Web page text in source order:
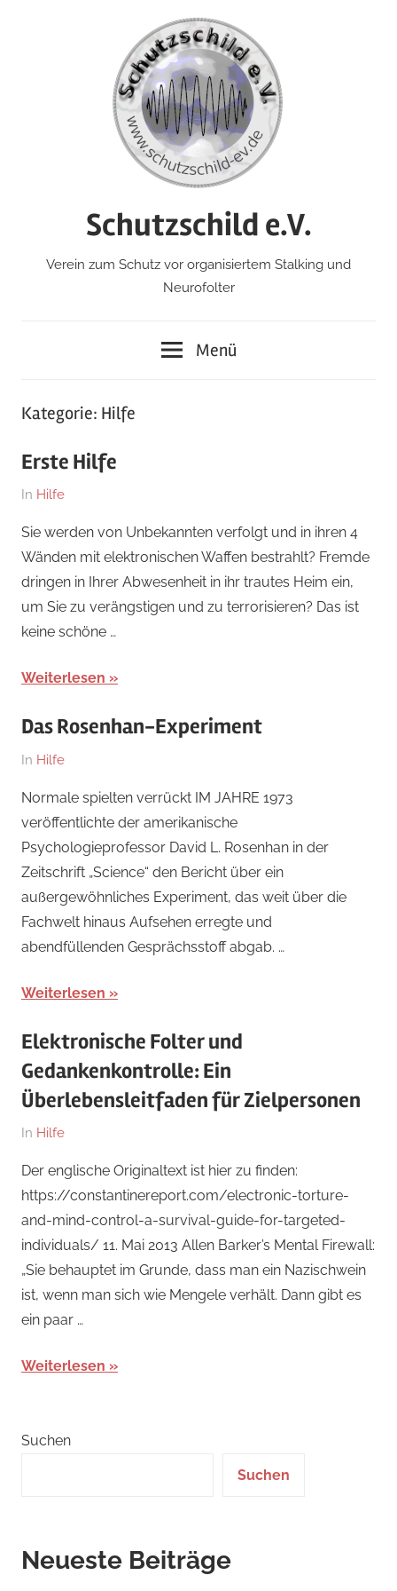
Schutzschild e.V.
Verein zum Schutz vor organisiertem Stalking und
Neurofolter
Menü
Kategorie: Hilfe
Erste Hilfe
Am
Februar
2023
Von
In Hilfe
Sie werden von Unbekannten verfolgt und in ihren 4
Wänden mit elektronischen Waffen bestrahlt? Fremde
dringen in Ihrer Abwesenheit in ihr trautes Heim ein,
um Sie zu verängstigen und zu terrorisieren? Das ist
keine schöne …
Weiterlesen
Das Rosenhan-Experiment
Am
September
2022
Von
In Hilfe
Normale spielten verrückt IM JAHRE 1973
veröffentlichte der amerikanische
Psychologieprofessor David L. Rosenhan in der
Zeitschrift „Science“ den Bericht über ein
außergewöhnliches Experiment, das weit über die
Fachwelt hinaus Aufsehen erregte und
abendfüllenden Gesprächsstoff abgab. …
Weiterlesen
Elektronische Folter und
Gedankenkontrolle: Ein
Überlebensleitfaden für Zielpersonen
Am
September
2022
Von
In Hilfe
Der englische Originaltext ist hier zu finden:
https://constantinereport.com/electronic-torture-
and-mind-control-a-survival-guide-for-targeted-
individuals/ 11. Mai 2013 Allen Barker’s Mental Firewall:
„Sie behauptet im Grunde, dass man ein Nazischwein
ist, wenn man sich wie Mengele verhält. Dann gibt es
ein paar …
Weiterlesen
Suchen
Suchen
Neueste Beiträge